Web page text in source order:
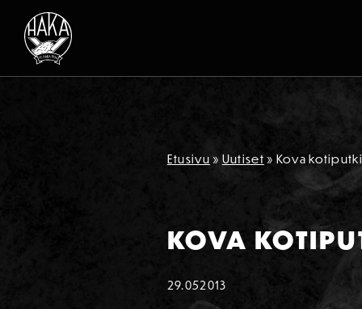
Siirry sisältöön
Etusivu » Uutiset » Kova
KOVA
29.052013